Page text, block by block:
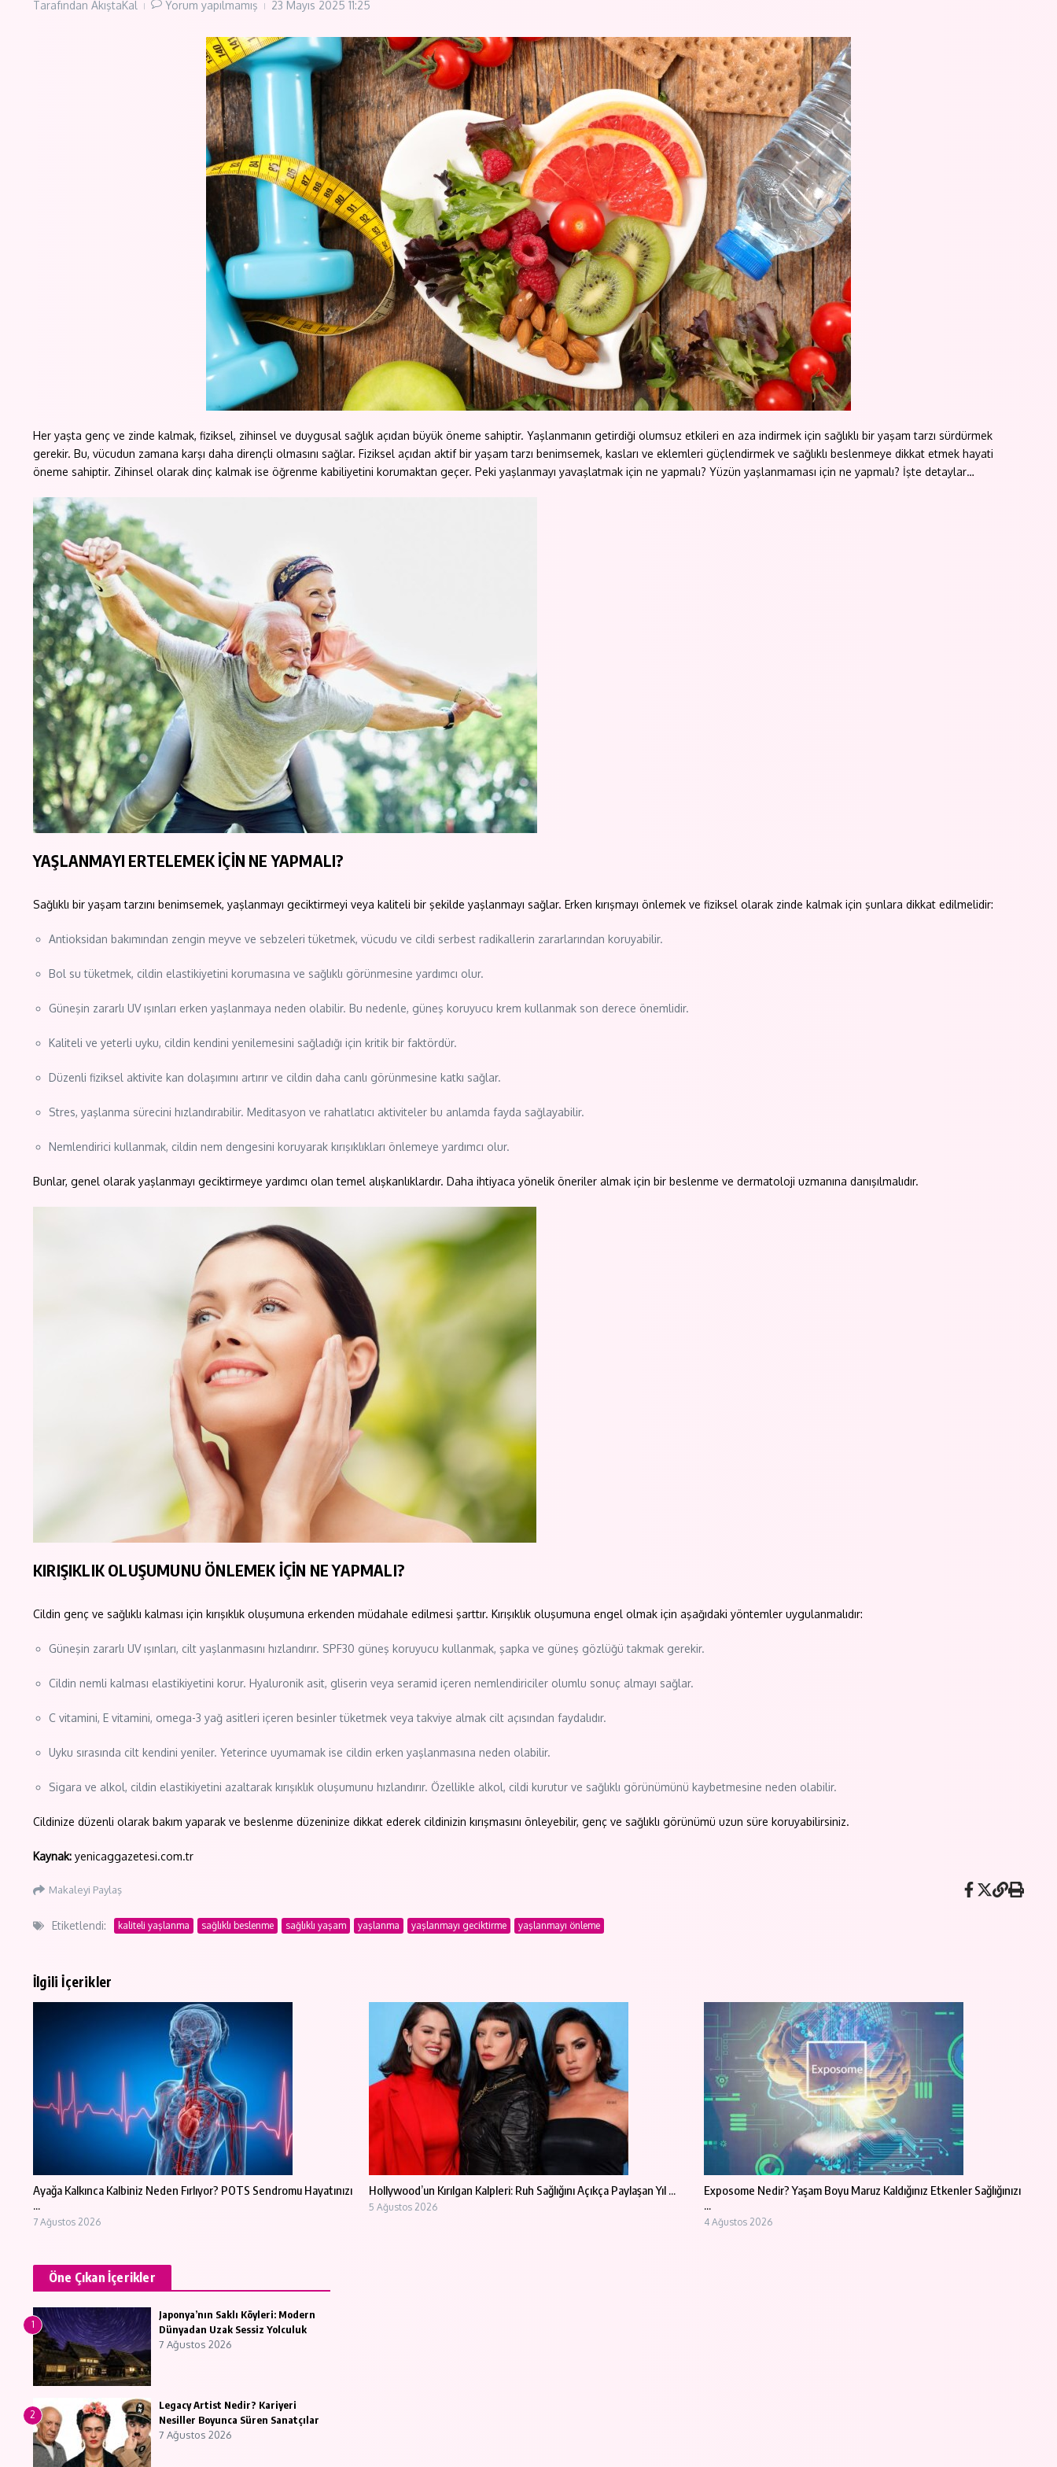
Tarafından AkıştaKal Yorum yapılmamış 23 Mayıs 2025 11:25
Her yaşta genç ve zinde kalmak, fiziksel, zihinsel ve duygusal sağlık açıdan büyük öneme sahiptir. Yaşlanmanın getirdiği olumsuz etkileri en aza indirmek için sağlıklı bir yaşam tarzı sürdürmek
gerekir. Bu, vücudun zamana karşı daha dirençli olmasını sağlar. Fiziksel açıdan aktif bir yaşam tarzı benimsemek, kasları ve eklemleri güçlendirmek ve sağlıklı beslenmeye dikkat etmek hayati
öneme sahiptir. Zihinsel olarak dinç kalmak ise öğrenme kabiliyetini korumaktan geçer. Peki yaşlanmayı yavaşlatmak için ne yapmalı? Yüzün yaşlanmaması için ne yapmalı? İşte detaylar…
YAŞLANMAYI ERTELEMEK İÇİN NE YAPMALI?
Sağlıklı bir yaşam tarzını benimsemek, yaşlanmayı geciktirmeyi veya kaliteli bir şekilde yaşlanmayı sağlar. Erken kırışmayı önlemek ve fiziksel olarak zinde kalmak için şunlara dikkat edilmelidir:
Antioksidan bakımından zengin meyve ve sebzeleri tüketmek, vücudu ve cildi serbest radikallerin zararlarından koruyabilir.
Bol su tüketmek, cildin elastikiyetini korumasına ve sağlıklı görünmesine yardımcı olur.
Güneşin zararlı UV ışınları erken yaşlanmaya neden olabilir. Bu nedenle, güneş koruyucu krem kullanmak son derece önemlidir.
Kaliteli ve yeterli uyku, cildin kendini yenilemesini sağladığı için kritik bir faktördür.
Düzenli fiziksel aktivite kan dolaşımını artırır ve cildin daha canlı görünmesine katkı sağlar.
Stres, yaşlanma sürecini hızlandırabilir. Meditasyon ve rahatlatıcı aktiviteler bu anlamda fayda sağlayabilir.
Nemlendirici kullanmak, cildin nem dengesini koruyarak kırışıklıkları önlemeye yardımcı olur.
Bunlar, genel olarak yaşlanmayı geciktirmeye yardımcı olan temel alışkanlıklardır. Daha ihtiyaca yönelik öneriler almak için bir beslenme ve dermatoloji uzmanına danışılmalıdır.
KIRIŞIKLIK OLUŞUMUNU ÖNLEMEK İÇİN NE YAPMALI?
Cildin genç ve sağlıklı kalması için kırışıklık oluşumuna erkenden müdahale edilmesi şarttır. Kırışıklık oluşumuna engel olmak için aşağıdaki yöntemler uygulanmalıdır:
Güneşin zararlı UV ışınları, cilt yaşlanmasını hızlandırır. SPF30 güneş koruyucu kullanmak, şapka ve güneş gözlüğü takmak gerekir.
Cildin nemli kalması elastikiyetini korur. Hyaluronik asit, gliserin veya seramid içeren nemlendiriciler olumlu sonuç almayı sağlar.
C vitamini, E vitamini, omega-3 yağ asitleri içeren besinler tüketmek veya takviye almak cilt açısından faydalıdır.
Uyku sırasında cilt kendini yeniler. Yeterince uyumamak ise cildin erken yaşlanmasına neden olabilir.
Sigara ve alkol, cildin elastikiyetini azaltarak kırışıklık oluşumunu hızlandırır. Özellikle alkol, cildi kurutur ve sağlıklı görünümünü kaybetmesine neden olabilir.
Cildinize düzenli olarak bakım yaparak ve beslenme düzeninize dikkat ederek cildinizin kırışmasını önleyebilir, genç ve sağlıklı görünümü uzun süre koruyabilirsiniz.
Kaynak: yenicaggazetesi.com.tr
Makaleyi Paylaş
Etiketlendi: kaliteli yaşlanma sağlıklı beslenme sağlıklı yaşam yaşlanma yaşlanmayı geciktirme yaşlanmayı önleme
İlgili İçerikler
Ayağa Kalkınca Kalbiniz Neden Fırlıyor? POTS Sendromu Hayatınızı
...
7 Ağustos 2026
Hollywood’un Kırılgan Kalpleri: Ruh Sağlığını Açıkça Paylaşan Yıl ...
5 Ağustos 2026
Exposome Nedir? Yaşam Boyu Maruz Kaldığınız Etkenler Sağlığınızı
...
4 Ağustos 2026
Öne Çıkan İçerikler
1
Japonya’nın Saklı Köyleri: Modern
Dünyadan Uzak Sessiz Yolculuk
7 Ağustos 2026
2
Legacy Artist Nedir? Kariyeri
Nesiller Boyunca Süren Sanatçılar
7 Ağustos 2026